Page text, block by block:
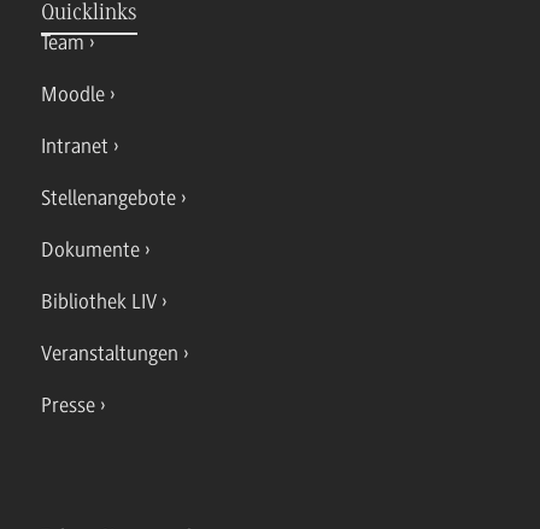
Quicklinks
Team
Moodle
Intranet
Stellenangebote
Dokumente
Bibliothek LIV
Veranstaltungen
Presse